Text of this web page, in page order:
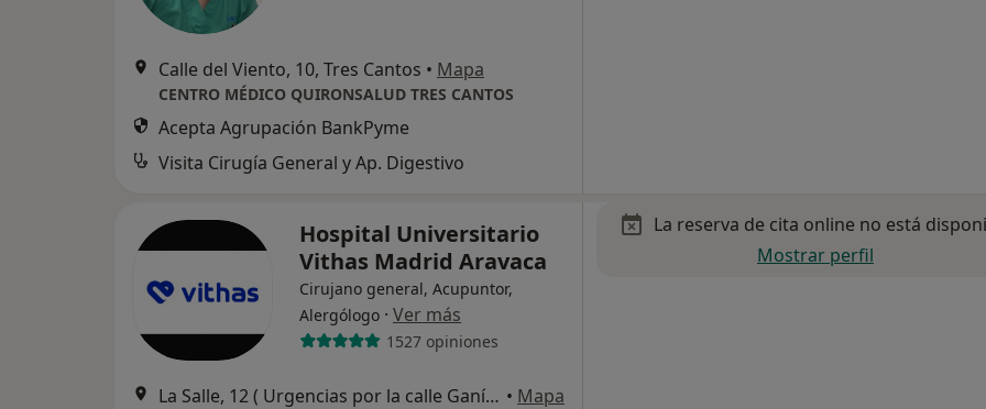
Calle del Viento, 10, Tres Cantos • Mapa
CENTRO MÉDICO QUIRONSALUD TRES CANTOS
Acepta Agrupación BankPyme
Visita Cirugía General y Ap. Digestivo
Hospital Universitario
Vithas Madrid Aravaca
Cirujano general, Acupuntor,
Alergólogo · Ver más
1527 opiniones
La Salle, 12 ( Urgencias por la calle Ganímedes), Madrid • Mapa
La reserva de cita online no está
Mostrar perfil